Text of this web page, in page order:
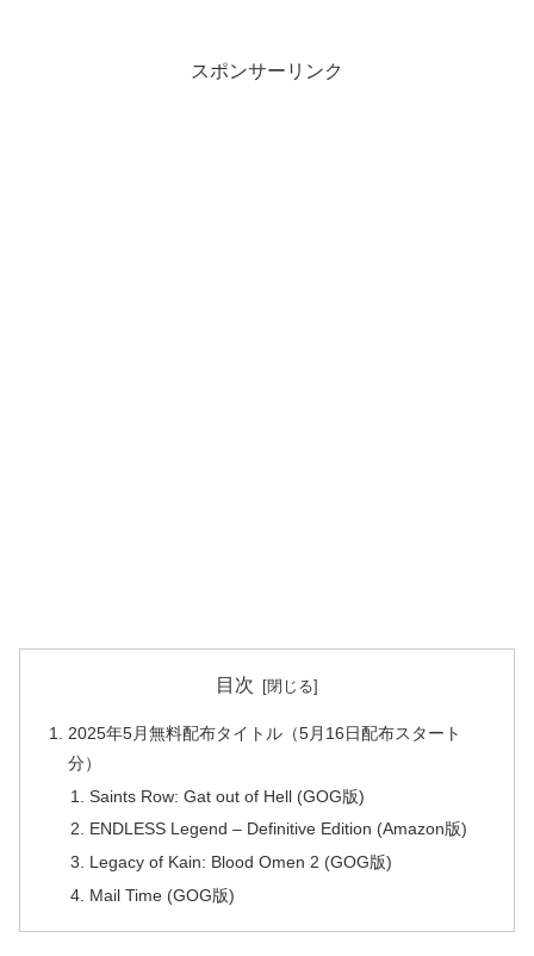
スポンサーリンク
目次
2025年5月無料配布タイトル（5月16日配布スタート
分）
Saints Row: Gat out of Hell (GOG版)
ENDLESS Legend – Definitive Edition (Amazon版)
Legacy of Kain: Blood Omen 2 (GOG版)
Mail Time (GOG版)